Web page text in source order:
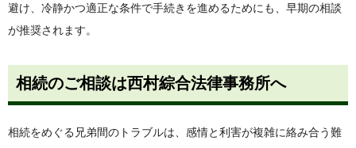
避け、冷静かつ適正な条件で手続きを進めるためにも、早期の相談
が推奨されます。
相続のご相談は西村綜合法律事務所へ
相続をめぐる兄弟間のトラブルは、感情と利害が複雑に絡み合う難